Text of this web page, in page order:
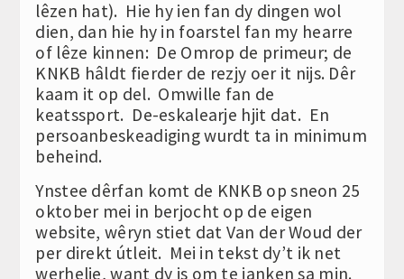
lêzen hat). Hie hy ien fan dy dingen wol
dien, dan hie hy in foarstel fan my hearre
of lêze kinnen: De Omrop de primeur; de
KNKB hâldt fierder de rezjy oer it nijs. Dêr
kaam it op del. Omwille fan de
keatssport. De-eskalearje hjit dat. En
persoanbeskeadiging wurdt ta in minimum
beheind.
Ynstee dêrfan komt de KNKB op sneon 25
oktober mei in berjocht op de eigen
website, wêryn stiet dat Van der Woud der
per direkt útleit. Mei in tekst dy’t ik net
werhelje, want dy is om te janken sa min.